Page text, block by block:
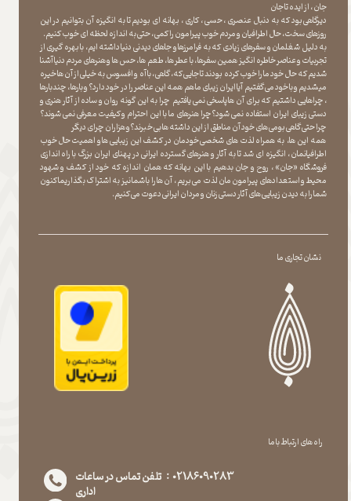
نشان تجاری ما
جان ، از ایده تا جان
دیرگاهی بود که به دنبال عنصری ، حسی ، کاری ، بهانه ای بودیم تا به انگیزه آن بتوانیم در این
روزهای سخت ، حال اطرافیان و مردم خوب پیرامون را کمی ، حتی به اندازه لحظه ای خوب کنیم.
به دلیل شغلمان و سفرهای زیادی که به فرامرزها و جاهای دیدنی دنیا داشته ایم، با بهره گیری از
تجربیات و عناصر خاطره انگیز همین سفرها ، با عطر ها ، طعم ها ، حس ها و هنرهای مردم دنیا آشنا
شدیم که حال خود ما را خوب کرده بودند تا جایی که، گاهی ، با آه و افسوس به خیلی از آن ها خیره
میشدیم و با خود می گفتیم آیا ایران زیبای ما هم همه این عناصر را در خود دارد؟ و بارها ، چندبارها
، چراهایی داشتیم که برای آن ها پاسخی نمی یافتیم چرا به این گونه روان و ساده از آثار هنری و
دستی زیبای ایران استفاده نمی شود؟چرا هنرهای ما با این احترام و کیفیت معرفی نمی شوند؟
چرا حتی گاهی بومی های خود آن مناطق از این داشته ها بی خبرند؟و هزاران چرای دیگر
​​​​​​​ همه این ها، به همراه لذت های شخصی خودمان در کشف این زیبایی ها و اهمیت حال خوب
اطرافیانمان ، انگیزه ای شد تا به آثار و هنرهای گسترده ایرانی در پهنای ایران بزرگ با راه اندازی
فروشگاه «جان» ، روح و جان بدهیم با این بهانه که همان اندازه که خود از کشف و شهود
محیط و استعدادهای پیرامون مان لذت می بریم ، آن ها را با شما نیز به اشتراک بگذاریماکنون
شما را به دیدن زیبایی های آثار دستی زنان و مردان ایرانی دعوت می کنیم.
راه های ارتباط با ما
02186090283 : تلفن تماس در ساعات
اداری